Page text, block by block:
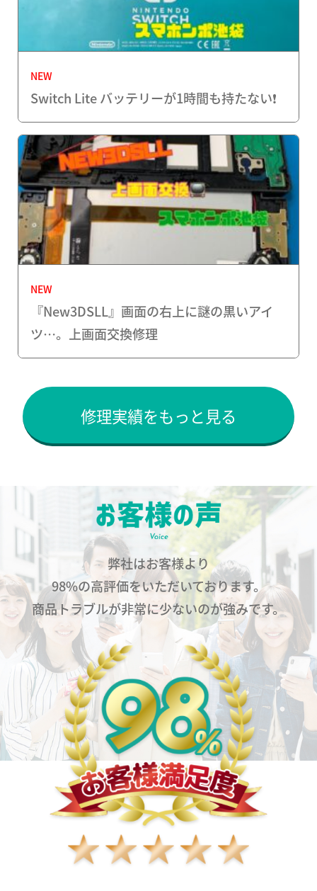
NEW
Switch Lite バッテリーが1時間も持たない❗️
NEW
『New3DSLL』画面の右上に謎の黒いアイ
ツ…。上画面交換修理
修理実績をもっと見る
弊社はお客様より
98%の高評価をいただいております。
商品トラブルが非常に少ないのが強みです。